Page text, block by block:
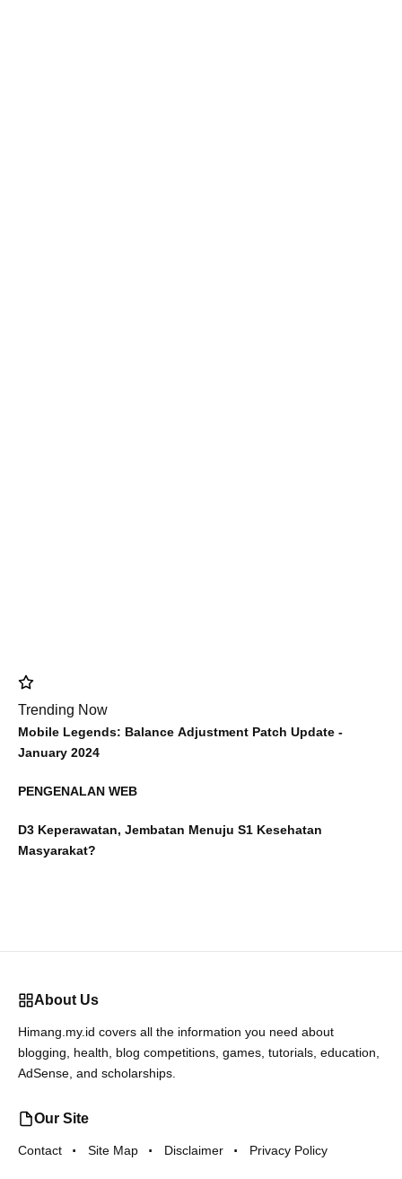
Trending Now
Mobile Legends: Balance Adjustment Patch Update -
January 2024
PENGENALAN WEB
D3 Keperawatan, Jembatan Menuju S1 Kesehatan
Masyarakat?
About Us
Himang.my.id covers all the information you need about
blogging, health, blog competitions, games, tutorials, education,
AdSense, and scholarships.
Our Site
Contact Site Map Disclaimer Privacy Policy